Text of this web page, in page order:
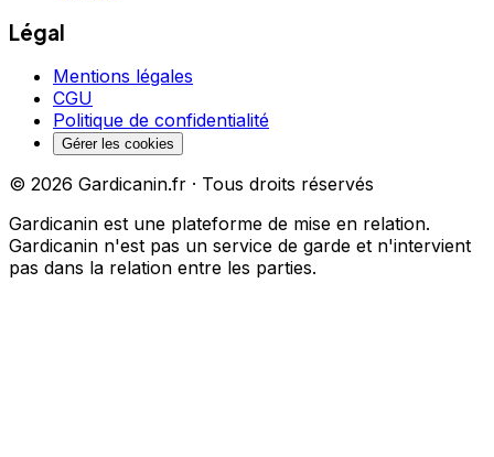
Légal
Mentions légales
CGU
Politique de confidentialité
Gérer les cookies
© 2026 Gardicanin.fr · Tous droits réservés
Gardicanin est une plateforme de mise en relation.
Gardicanin n'est pas un service de garde et n'intervient
pas dans la relation entre les parties.